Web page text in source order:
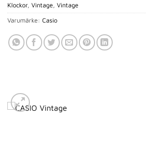
Klockor, Vintage, Vintage
Varumärke: Casio